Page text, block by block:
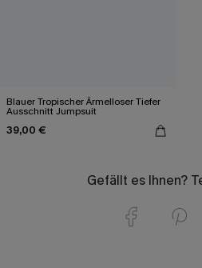
Blauer Tropischer Ärmelloser Tiefer
Ausschnitt Jumpsuit
39,00 €
Gefällt es Ihnen?